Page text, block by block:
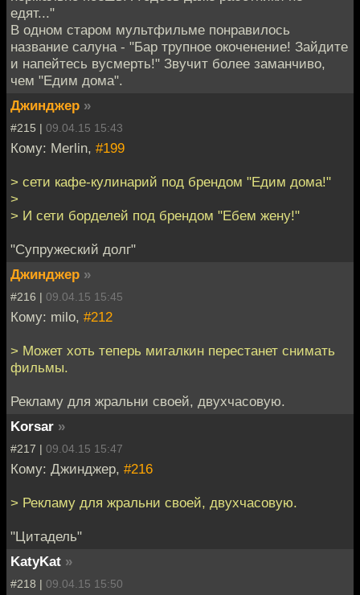
едят..."
В одном старом мультфильме понравилось
название салуна - "Бар трупное окоченение! Зайдите
и напейтесь вусмерть!" Звучит более заманчиво,
чем "Едим дома".
Джинджер »
#215 | 09.04.15 15:43
Кому: Merlin, #199
> сети кафе-кулинарий под брендом "Едим дома!"
>
> И сети борделей под брендом "Ебем жену!"
"Супружеский долг"
Джинджер »
#216 | 09.04.15 15:45
Кому: milo, #212
> Может хоть теперь мигалкин перестанет снимать
фильмы.
Рекламу для жральни своей, двухчасовую.
Korsar »
#217 | 09.04.15 15:47
Кому: Джинджер, #216
> Рекламу для жральни своей, двухчасовую.
"Цитадель"
KatyKat »
#218 | 09.04.15 15:50